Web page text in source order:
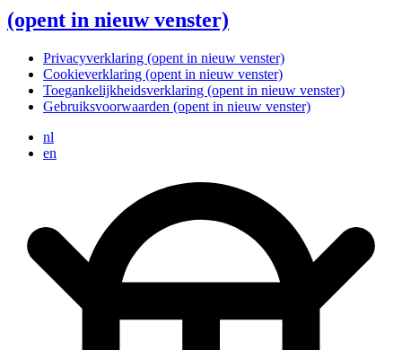
(opent in nieuw venster)
Privacyverklaring (opent in nieuw venster)
Cookieverklaring (opent in nieuw venster)
Toegankelijkheidsverklaring (opent in nieuw venster)
Gebruiksvoorwaarden (opent in nieuw venster)
nl
en